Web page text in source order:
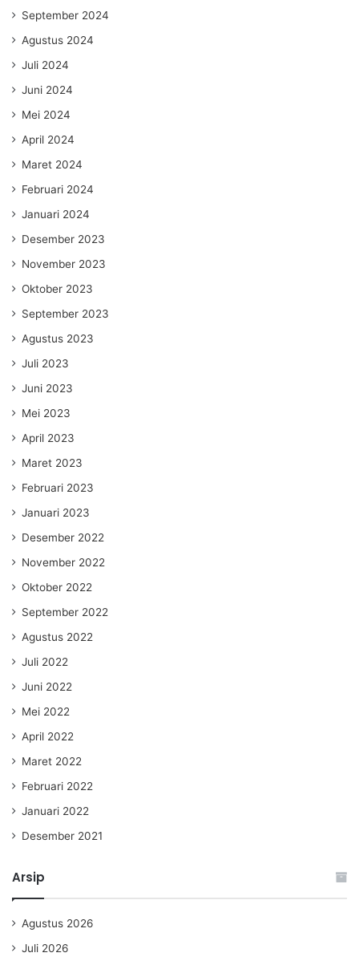
September 2024
Agustus 2024
Juli 2024
Juni 2024
Mei 2024
April 2024
Maret 2024
Februari 2024
Januari 2024
Desember 2023
November 2023
Oktober 2023
September 2023
Agustus 2023
Juli 2023
Juni 2023
Mei 2023
April 2023
Maret 2023
Februari 2023
Januari 2023
Desember 2022
November 2022
Oktober 2022
September 2022
Agustus 2022
Juli 2022
Juni 2022
Mei 2022
April 2022
Maret 2022
Februari 2022
Januari 2022
Desember 2021
Arsip
Agustus 2026
Juli 2026